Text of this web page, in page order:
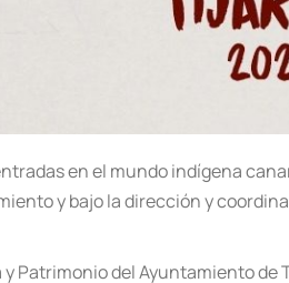
en el mundo indígena
y bajo la dirección y
Patrimonio del Ayuntamiento de